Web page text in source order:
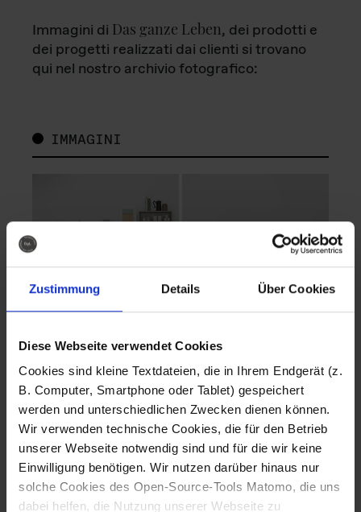
Zustimmung Details Über Cookies
Diese Webseite verwendet Cookies
Cookies sind kleine Textdateien, die in Ihrem Endgerät (z.
B. Computer, Smartphone oder Tablet) gespeichert
werden und unterschiedlichen Zwecken dienen können.
Wir verwenden technische Cookies, die für den Betrieb
unserer Webseite notwendig sind und für die wir keine
Einwilligung benötigen. Wir nutzen darüber hinaus nur
solche Cookies des Open-Source-Tools Matomo, die uns
dabei helfen, die Nutzung unserer Webseite zu
Immagini di Das ganze Leben, dei prodotti e
dei progetti realizzati dai clienti si trovano
qui nel nostro archivio fotografico:
IMMAGINI
Fotografo: Lorenz
Sternbach
Download
Fotografo: Lorenz
Sternbach
Download